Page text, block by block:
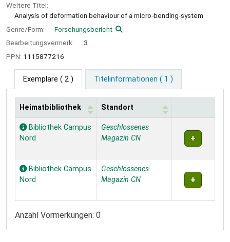
Weitere Titel:
Analysis of deformation behaviour of a micro-bending-system
Genre/Form:
Forschungsbericht
Bearbeitungsvermerk:
3
PPN: 1115877216
Exemplare ( 2 ) Titelinformationen ( 1 )
Exemplare
Heimatbibliothek Standort
Bibliothek Campus
Nord
Geschlossenes
Magazin CN
Bibliothek Campus
Nord
Geschlossenes
Magazin CN
Anzahl Vormerkungen: 0